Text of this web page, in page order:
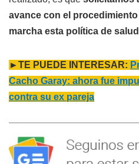
avance con el
marcha esta política de salud
►TE PUEDE INTERESAR:
Cacho Garay: ahora fue
contra su ex pareja